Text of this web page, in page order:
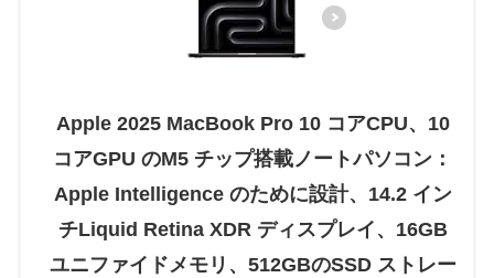
Apple 2025 MacBook Pro 10 コアCPU、10
コアGPU のM5 チップ搭載ノートパソコン：
Apple Intelligence のために設計、14.2 イン
チLiquid Retina XDR ディスプレイ、16GB
ユニファイドメモリ、512GBのSSD ストレー